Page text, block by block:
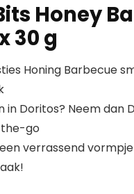
Honey
30 g
Honing Barbecue
in Doritos? Neem dan
go
verrassend